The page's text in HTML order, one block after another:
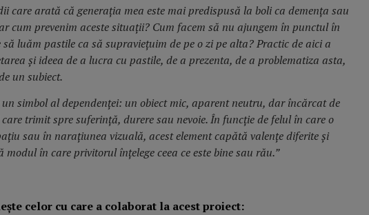
care arată că generația mea este mai predispusă la boli ca demența sau
cum prevenim aceste situații? Cum facem să nu ajungem în punctul în
să luăm pastile ca să supraviețuim de pe o zi pe alta? Practic de aici a
și ideea de a lucra cu pastile, de a prezenta, de a problematiza asta,
un subiect.
un simbol al dependenței: un obiect mic, aparent neutru, dar încărcat de
trimit spre suferință, durere sau nevoie. În funcție de felul în care o
sau în narațiunea vizuală, acest element capătă valențe diferite și
modul în care privitorul înțelege ceea ce este bine sau rău.”
celor cu care a colaborat la acest proiect: